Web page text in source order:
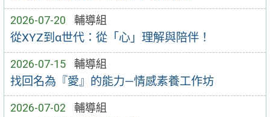
2026-07-20 輔導組
從XYZ到α世代：從「心」理解與陪伴！
2026-07-15 輔導組
找回名為『愛』的能力—情感素養工作坊
2026-07-02 輔導組